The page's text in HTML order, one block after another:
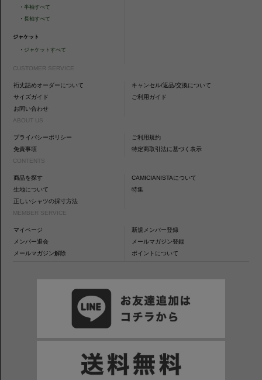
・半袖すべて
・長袖すべて
ジャケット
・ ジャケットすべて
CUSTOMER SERVICE
裄丈詰めオーダーについて
キャンセル/返品/交換について
サイズガイド
ご利用ガイド
お問い合わせ
ABOUT US
プライバシーポリシー
ご利用規約
免責事項
特定商取引法に基づく表示
CONTENTS
商品を探す
CAMICIANISTAについて
生地について
特集
正しいシャツの採寸方法
MEMBER SERVICE
マイページ
新規メンバー登録
メンバー退会
メールマガジン登録
メールマガジン解除
ポイントについて